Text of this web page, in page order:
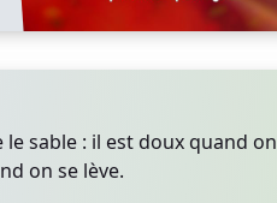
sable : il est doux quand on
on se lève.